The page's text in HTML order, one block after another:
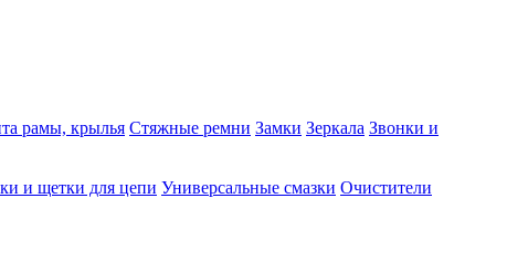
рамы, крылья Стяжные ремни Замки Зеркала Звонки и
и щетки для цепи Универсальные смазки Очистители